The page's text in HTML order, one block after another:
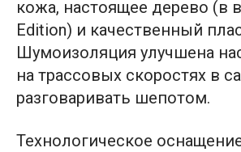
кожа, настоящее дерево (в
Edition) и качественный
Шумоизоляция улучшена
на трассовых скоростях в
разговаривать шепотом.
Технологическое